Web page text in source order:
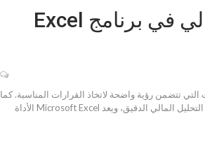
شرح استخدام دوال التحليل المالي في برنامج Excel
التي تتضمن رؤية واضحة لاتخاذ القرارات المناسبة. كما
تتطلب بيئة العمل التنافسية اليوم أدوات متطورة وقويّة لتوفّر لك إمكانية التحليل المالي الدقيق، ويعد Microsoft Excel الأداة